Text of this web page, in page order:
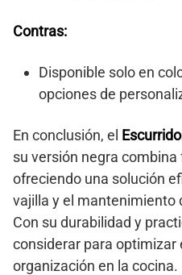
Contras:
Disponible solo en
opciones de
En conclusión, el
su versión negra
ofreciendo una solución
vajilla y el mantenimiento
Con su durabilidad y
considerar para optimizar
organización en la cocina.